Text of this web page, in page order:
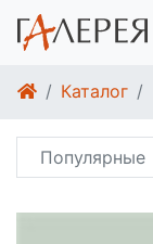
Каталог
Популярные